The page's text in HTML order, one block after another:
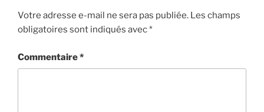
Votre adresse e-mail ne sera pas publiée. Les champs
obligatoires sont indiqués avec*
Commentaire*